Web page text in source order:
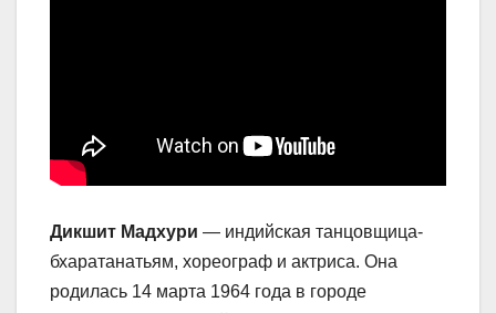
Дикшит Мадхури — индийская танцовщица-
бхаратанатьям, хореограф и актриса. Она
родилась 14 марта 1964 года в городе